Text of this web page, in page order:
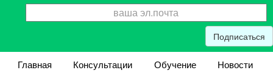
Подписаться
Главная Консультации Обучение
Новости